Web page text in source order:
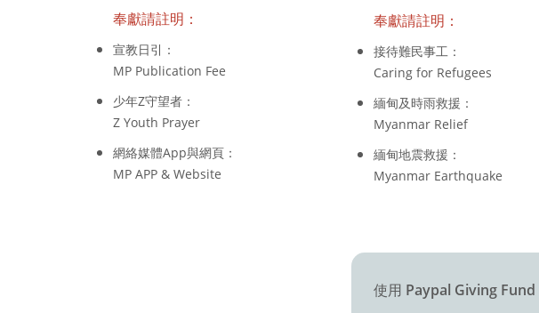
奉獻請註明：
宣教日引：
MP Publication Fee
少年Z守望者：
Z Youth Prayer
網絡媒體App與網頁：
MP APP & Website
奉獻請註明：
接待難民事工：
Caring for Refugees
緬甸及時雨救援：
Myanmar Relief
緬甸地震救援：
Myanmar Earthquake
使用 Paypal Giving Fund